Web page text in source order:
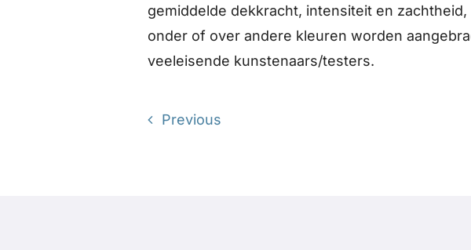
gemiddelde dekkracht, intensiteit en
onder of over andere kleuren worden
veeleisende kunstenaars/testers.
Previous